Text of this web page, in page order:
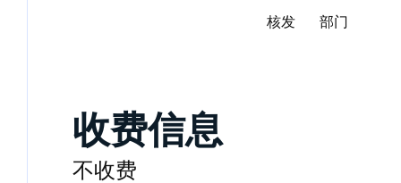
核发 部门
收费信息
不收费